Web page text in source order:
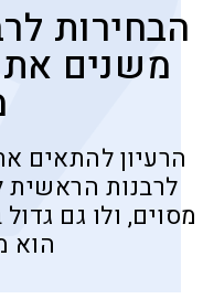
הבחירות
משנים את
הרעיון להתאים
לרבנות הראשית
מסוים, ולו גם
הוא